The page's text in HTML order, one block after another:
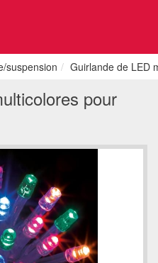
suspension Guirlande de LED
pour